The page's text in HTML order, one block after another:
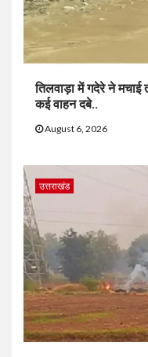
तिलवाड़ा में गदेरे ने मचाई
कई वाहन दबे..
August 6, 2026
उत्तराखंड